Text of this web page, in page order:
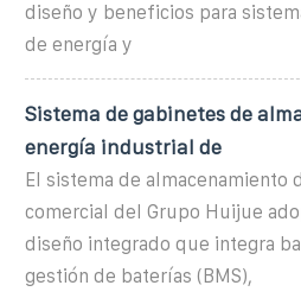
diseño y beneficios para
de energía y
Sistema de gabinetes de
energía industrial de
El sistema de almacenamiento
comercial del Grupo Huijue
diseño integrado que integra
gestión de baterías (BMS),